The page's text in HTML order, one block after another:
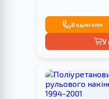
В один клік
У